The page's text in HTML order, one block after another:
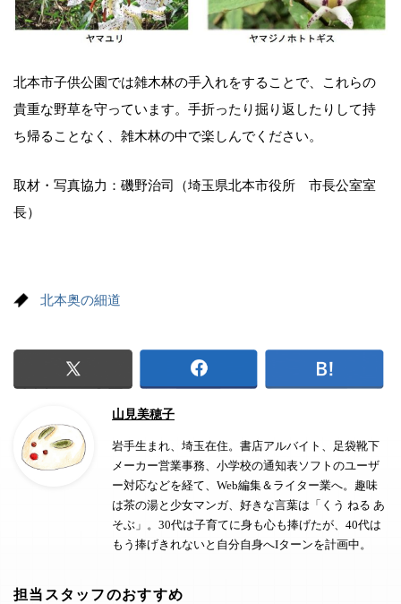
北本市子供公園では雑木林の手入れをすることで、これらの
貴重な野草を守っています。手折ったり掘り返したりして持
ち帰ることなく、雑木林の中で楽しんでください。
取材・写真協力：磯野治司（埼玉県北本市役所 市長公室室
長）
北本奥の細道
山見美穂子
岩手生まれ、埼玉在住。書店アルバイト、足袋靴下
メーカー営業事務、小学校の通知表ソフトのユーザ
ー対応などを経て、Web編集＆ライター業へ。趣味
は茶の湯と少女マンガ、好きな言葉は「くう ねる あ
そぶ」。30代は子育てに身も心も捧げたが、40代は
もう捧げきれないと自分自身へIターンを計画中。
担当スタッフのおすすめ